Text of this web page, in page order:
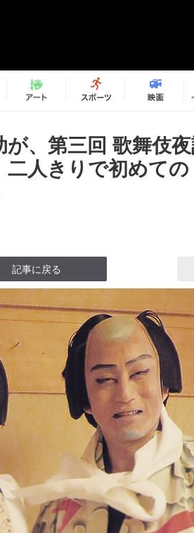
、第三回 歌舞伎
人きりで初めて
記事に戻る